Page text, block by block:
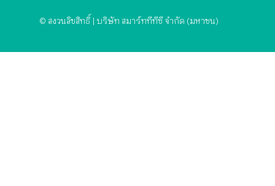
© สงวนลิขสิทธิ์ | บริษัท สมาร์ททีทีซี จำกัด (มหาชน)